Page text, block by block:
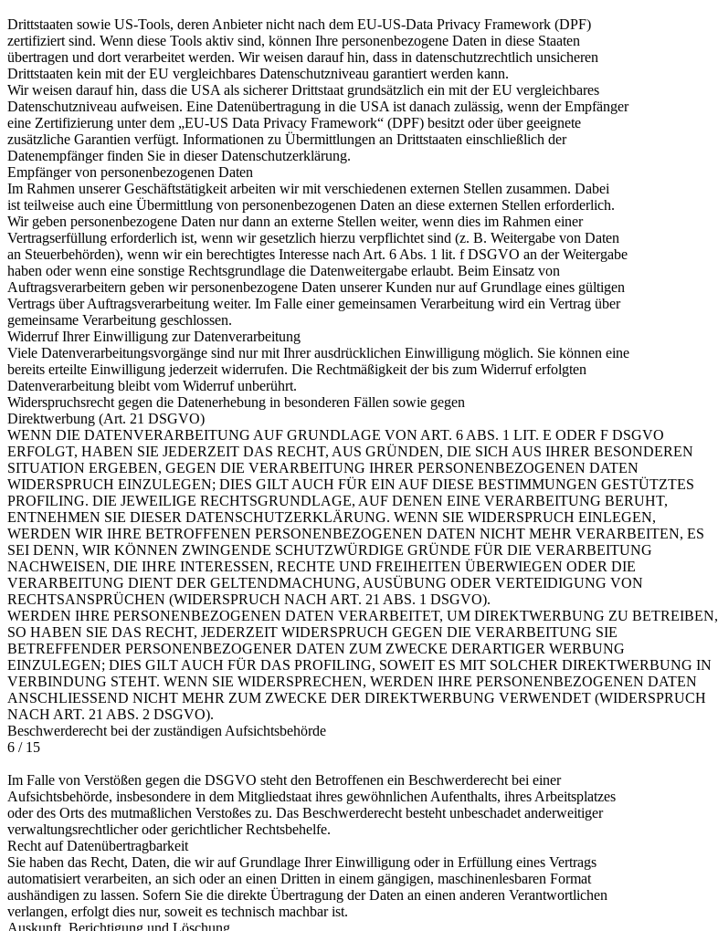
Drittstaaten sowie US-Tools, deren Anbieter nicht nach dem EU-US-Data Privacy Framework (DPF)
zertifiziert sind. Wenn diese Tools aktiv sind, können Ihre personenbezogene Daten in diese Staaten
übertragen und dort verarbeitet werden. Wir weisen darauf hin, dass in datenschutzrechtlich unsicheren
Drittstaaten kein mit der EU vergleichbares Datenschutzniveau garantiert werden kann.
Wir weisen darauf hin, dass die USA als sicherer Drittstaat grundsätzlich ein mit der EU vergleichbares
Datenschutzniveau aufweisen. Eine Datenübertragung in die USA ist danach zulässig, wenn der Empfänger
eine Zertifizierung unter dem „EU-US Data Privacy Framework“ (DPF) besitzt oder über geeignete
zusätzliche Garantien verfügt. Informationen zu Übermittlungen an Drittstaaten einschließlich der
Datenempfänger finden Sie in dieser Datenschutzerklärung.
Empfänger von personenbezogenen Daten
Im Rahmen unserer Geschäftstätigkeit arbeiten wir mit verschiedenen externen Stellen zusammen. Dabei
ist teilweise auch eine Übermittlung von personenbezogenen Daten an diese externen Stellen erforderlich.
Wir geben personenbezogene Daten nur dann an externe Stellen weiter, wenn dies im Rahmen einer
Vertragserfüllung erforderlich ist, wenn wir gesetzlich hierzu verpflichtet sind (z. B. Weitergabe von Daten
an Steuerbehörden), wenn wir ein berechtigtes Interesse nach Art. 6 Abs. 1 lit. f DSGVO an der Weitergabe
haben oder wenn eine sonstige Rechtsgrundlage die Datenweitergabe erlaubt. Beim Einsatz von
Auftragsverarbeitern geben wir personenbezogene Daten unserer Kunden nur auf Grundlage eines gültigen
Vertrags über Auftragsverarbeitung weiter. Im Falle einer gemeinsamen Verarbeitung wird ein Vertrag über
gemeinsame Verarbeitung geschlossen.
Widerruf Ihrer Einwilligung zur Datenverarbeitung
Viele Datenverarbeitungsvorgänge sind nur mit Ihrer ausdrücklichen Einwilligung möglich. Sie können eine
bereits erteilte Einwilligung jederzeit widerrufen. Die Rechtmäßigkeit der bis zum Widerruf erfolgten
Datenverarbeitung bleibt vom Widerruf unberührt.
Widerspruchsrecht gegen die Datenerhebung in besonderen Fällen sowie gegen
Direktwerbung (Art. 21 DSGVO)
WENN DIE DATENVERARBEITUNG AUF GRUNDLAGE VON ART. 6 ABS. 1 LIT. E ODER F DSGVO
ERFOLGT, HABEN SIE JEDERZEIT DAS RECHT, AUS GRÜNDEN, DIE SICH AUS IHRER BESONDEREN
SITUATION ERGEBEN, GEGEN DIE VERARBEITUNG IHRER PERSONENBEZOGENEN DATEN
WIDERSPRUCH EINZULEGEN; DIES GILT AUCH FÜR EIN AUF DIESE BESTIMMUNGEN GESTÜTZTES
PROFILING. DIE JEWEILIGE RECHTSGRUNDLAGE, AUF DENEN EINE VERARBEITUNG BERUHT,
ENTNEHMEN SIE DIESER DATENSCHUTZERKLÄRUNG. WENN SIE WIDERSPRUCH EINLEGEN,
WERDEN WIR IHRE BETROFFENEN PERSONENBEZOGENEN DATEN NICHT MEHR VERARBEITEN, ES
SEI DENN, WIR KÖNNEN ZWINGENDE SCHUTZWÜRDIGE GRÜNDE FÜR DIE VERARBEITUNG
NACHWEISEN, DIE IHRE INTERESSEN, RECHTE UND FREIHEITEN ÜBERWIEGEN ODER DIE
VERARBEITUNG DIENT DER GELTENDMACHUNG, AUSÜBUNG ODER VERTEIDIGUNG VON
RECHTSANSPRÜCHEN (WIDERSPRUCH NACH ART. 21 ABS. 1 DSGVO).
WERDEN IHRE PERSONENBEZOGENEN DATEN VERARBEITET, UM DIREKTWERBUNG ZU BETREIBEN,
SO HABEN SIE DAS RECHT, JEDERZEIT WIDERSPRUCH GEGEN DIE VERARBEITUNG SIE
BETREFFENDER PERSONENBEZOGENER DATEN ZUM ZWECKE DERARTIGER WERBUNG
EINZULEGEN; DIES GILT AUCH FÜR DAS PROFILING, SOWEIT ES MIT SOLCHER DIREKTWERBUNG IN
VERBINDUNG STEHT. WENN SIE WIDERSPRECHEN, WERDEN IHRE PERSONENBEZOGENEN DATEN
ANSCHLIESSEND NICHT MEHR ZUM ZWECKE DER DIREKTWERBUNG VERWENDET (WIDERSPRUCH
NACH ART. 21 ABS. 2 DSGVO).
Beschwerderecht bei der zuständigen Aufsichtsbehörde
6 / 15
Im Falle von Verstößen gegen die DSGVO steht den Betroffenen ein Beschwerderecht bei einer
Aufsichtsbehörde, insbesondere in dem Mitgliedstaat ihres gewöhnlichen Aufenthalts, ihres Arbeitsplatzes
oder des Orts des mutmaßlichen Verstoßes zu. Das Beschwerderecht besteht unbeschadet anderweitiger
verwaltungsrechtlicher oder gerichtlicher Rechtsbehelfe.
Recht auf Datenübertragbarkeit
Sie haben das Recht, Daten, die wir auf Grundlage Ihrer Einwilligung oder in Erfüllung eines Vertrags
automatisiert verarbeiten, an sich oder an einen Dritten in einem gängigen, maschinenlesbaren Format
aushändigen zu lassen. Sofern Sie die direkte Übertragung der Daten an einen anderen Verantwortlichen
verlangen, erfolgt dies nur, soweit es technisch machbar ist.
Auskunft, Berichtigung und Löschung